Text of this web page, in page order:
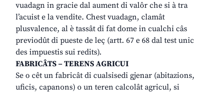
vuadagn in gracie dal aument di valôr che si à tra
l’acuist e la vendite. Chest vuadagn, clamât
plusvalence, al è tassât di fat dome in cualchi câs
previodût di pueste de leç (artt. 67 e 68 dal test unic
des impuestis sui redits).
FABRICÂTS – TERENS AGRICUI
Se o cêt un fabricât di cualsisedi gjenar (abitazions,
uficis, capanons) o un teren calcolât agricul, si